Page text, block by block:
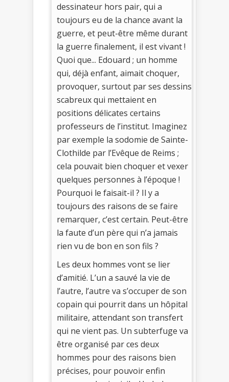
dessinateur hors pair, qui a
toujours eu de la chance avant la
guerre, et peut-être même durant
la guerre finalement, il est vivant !
Quoi que... Edouard ; un homme
qui, déjà enfant, aimait choquer,
provoquer, surtout par ses dessins
scabreux qui mettaient en
positions délicates certains
professeurs de l’institut. Imaginez
par exemple la sodomie de Sainte-
Clothilde par l’Evêque de Reims ;
cela pouvait bien choquer et vexer
quelques personnes à l’époque !
Pourquoi le faisait-il ? Il y a
toujours des raisons de se faire
remarquer, c’est certain. Peut-être
la faute d’un père qui n’a jamais
rien vu de bon en son fils ?
Les deux hommes vont se lier
d’amitié. L’un a sauvé la vie de
l’autre, l’autre va s’occuper de son
copain qui pourrit dans un hôpital
militaire, attendant son transfert
qui ne vient pas. Un subterfuge va
être organisé par ces deux
hommes pour des raisons bien
précises, pour pouvoir enfin